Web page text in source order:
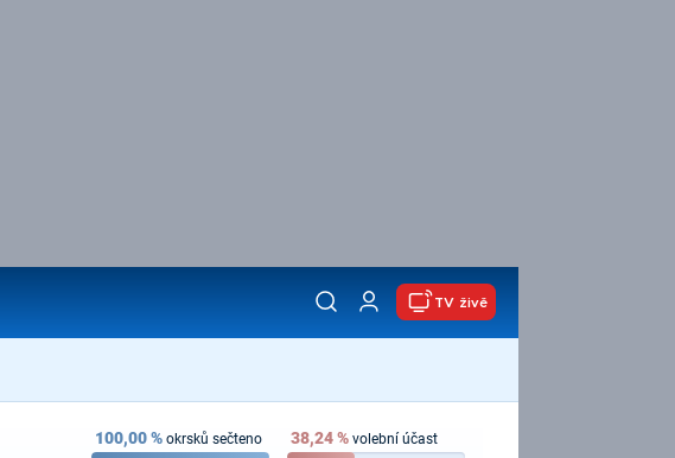
TV živě
100,00% okrsků sečteno 38,24% volební účast